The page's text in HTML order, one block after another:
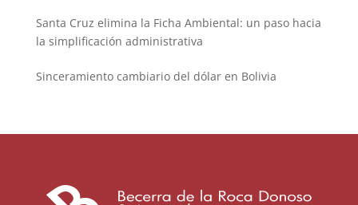
Santa Cruz elimina la Ficha Ambiental: un paso hacia
la simplificación administrativa
Sinceramiento cambiario del dólar en Bolivia